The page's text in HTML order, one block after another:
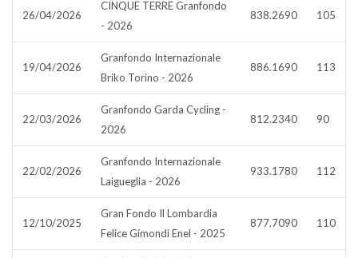
26/04/2026
CINQUE TERRE Granfondo
- 2026
838.2690 105
19/04/2026
Granfondo Internazionale
Briko Torino - 2026
886.1690 113
22/03/2026
Granfondo Garda Cycling -
2026
812.2340 90
22/02/2026
Granfondo Internazionale
Laigueglia - 2026
933.1780 112
12/10/2025
Gran Fondo Il Lombardia
Felice Gimondi Enel - 2025
877.7090 110